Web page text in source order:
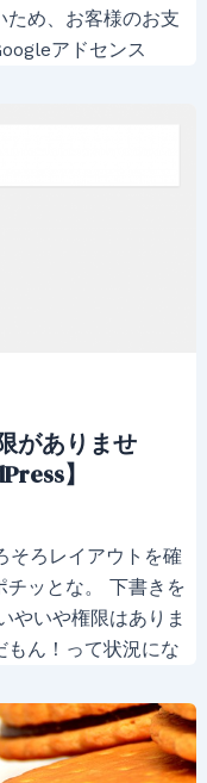
ため、お客様のお支
アドセンス
がありませ
】
そろレイアウトを確
チッとな。 下書きを
やいや権限はありま
ん！って状況にな